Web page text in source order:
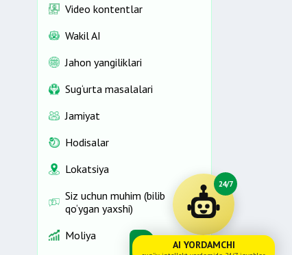
Video kontentlar
Wakil AI
Jahon yangiliklari
Sug‘urta masalalari
Jamiyat
Hodisalar
Lokatsiya
Siz uchun muhim (bilib
qo‘ygan yaxshi)
Moliya
24/7
AI YORDAMCHI